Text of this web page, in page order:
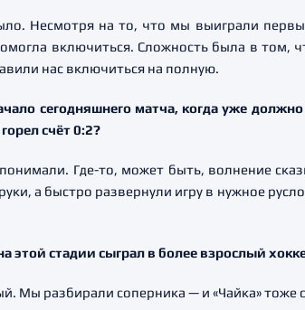
Несмотря на то, что мы выиграли
включиться. Сложность была в том,
нас включиться на полную.
сегодняшнего матча, когда уже
счёт 0:2?
Где-то, может быть, волнение
а быстро развернули игру в нужное
этой стадии сыграл в более взрослый
Мы разбирали соперника — и «Чайка» тоже